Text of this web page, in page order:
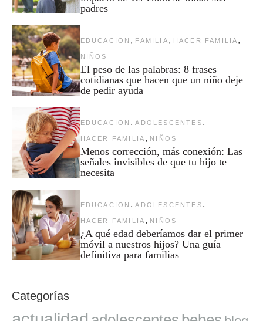
padres
EDUCACION , FAMILIA , HACER FAMILIA ,
NIÑOS
El peso de las palabras: 8 frases
cotidianas que hacen que un niño deje
de pedir ayuda
EDUCACION , ADOLESCENTES ,
HACER FAMILIA , NIÑOS
Menos corrección, más conexión: Las
señales invisibles de que tu hijo te
necesita
EDUCACION , ADOLESCENTES ,
HACER FAMILIA , NIÑOS
¿A qué edad deberíamos dar el primer
móvil a nuestros hijos? Una guía
definitiva para familias
Categorías